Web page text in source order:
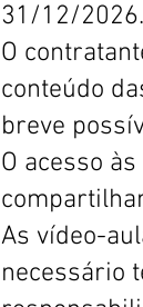
31/12/
O
conteúdo
breve
O acesso
As vídeo-
necessário